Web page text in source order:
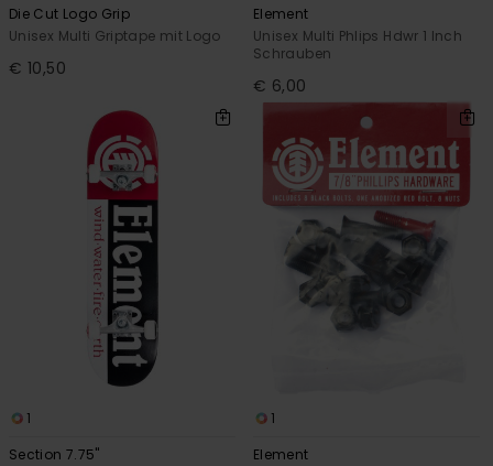
Die Cut Logo Grip
Unisex Multi Griptape mit Logo
€ 10,50
Element
Unisex Multi Phlips Hdwr 1 Inch
Schrauben
€ 6,00
1
Section 7.75"
1
Element